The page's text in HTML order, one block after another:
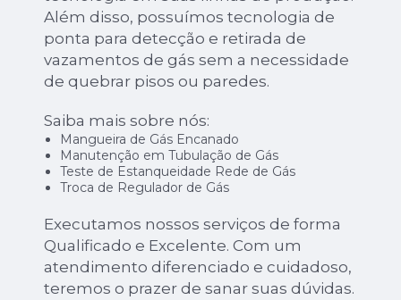
Além disso, possuímos tecnologia de
ponta para detecção e retirada de
vazamentos de gás sem a necessidade
de quebrar pisos ou paredes.
Saiba mais sobre nós:
Mangueira de Gás Encanado
Manutenção em Tubulação de Gás
Teste de Estanqueidade Rede de Gás
Troca de Regulador de Gás
Executamos nossos serviços de forma
Qualificado e Excelente. Com um
atendimento diferenciado e cuidadoso,
teremos o prazer de sanar suas dúvidas.